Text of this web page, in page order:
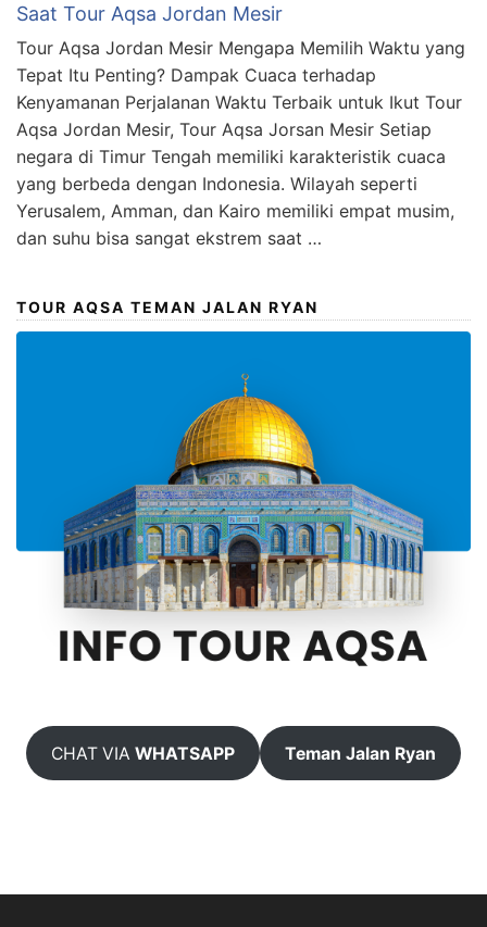
Saat Tour Aqsa Jordan Mesir
Tour Aqsa Jordan Mesir Mengapa Memilih Waktu yang
Tepat Itu Penting? Dampak Cuaca terhadap
Kenyamanan Perjalanan Waktu Terbaik untuk Ikut Tour
Aqsa Jordan Mesir, Tour Aqsa Jorsan Mesir Setiap
negara di Timur Tengah memiliki karakteristik cuaca
yang berbeda dengan Indonesia. Wilayah seperti
Yerusalem, Amman, dan Kairo memiliki empat musim,
dan suhu bisa sangat ekstrem saat …
TOUR AQSA TEMAN JALAN RYAN
CHAT VIAWHATSAPP Teman Jalan Ryan